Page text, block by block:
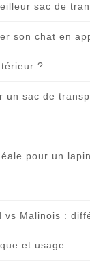
sac de
son chat en
?
un sac de
pour un
vs Malinois :
et usage